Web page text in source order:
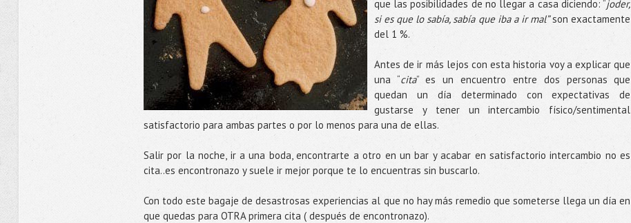
que las posibilidades de no llegar a casa diciendo: “joder,
si es que lo sabía, sabía que iba a ir mal”son exactamente
del 1 %.
Antes de ir más lejos con esta historia voy a explicar que
una “cita” es un encuentro entre dos personas que
quedan un día determinado con expectativas de
gustarse y tener un intercambio físico/sentimental
satisfactorio para ambas partes o por lo menos para una de ellas.
Salir por la noche, ir a una boda, encontrarte a otro en un bar y acabar en satisfactorio intercambio no es
cita..es encontronazo y suele ir mejor porque te lo encuentras sin buscarlo.
Con todo este bagaje de desastrosas experiencias al que no hay más remedio que someterse llega un día en
que quedas para OTRA primera cita ( después de encontronazo).